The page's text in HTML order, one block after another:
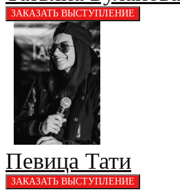
Певица Тати